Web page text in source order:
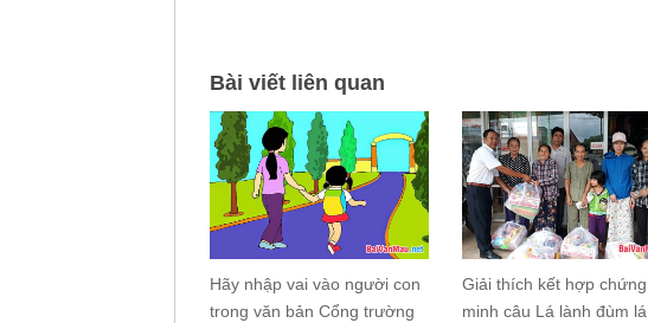
Bài viết liên quan
Hãy nhập vai vào người con
trong văn bản Cổng trường
Giải thích kết hợp chứng
minh câu Lá lành đùm lá